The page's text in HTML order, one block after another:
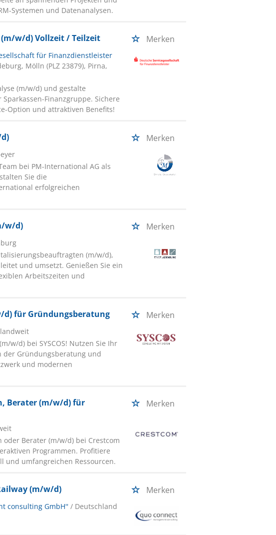
Systemen und Datenanalysen.
w/d) Vollzeit / Teilzeit Merken
für Finanzdienstleister
Mölln (PLZ 23879), Pirna,
(m/w/d) und gestalte
Finanzgruppe. Sichere
Option und attraktiven Benefits!
Merken
bei PM-International AG als
Sie die
erfolgreichen
w/d) Merken
(m/w/d),
und umsetzt. Genießen Sie ein
Arbeitszeiten und
für Gründungsberatung Merken
w/d) bei SYSCOS! Nutzen Sie Ihr
der Gründungsberatung und
und modernen
Berater (m/w/d) für Merken
Berater (m/w/d) bei Crestcom
Programmen. Profitiere
und umfangreichen Ressourcen.
(m/w/d) Merken
consulting GmbH'' / Deutschland